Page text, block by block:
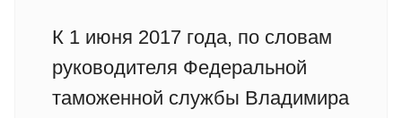
К 1 июня 2017 года, по словам
руководителя Федеральной
таможенной службы Владимира